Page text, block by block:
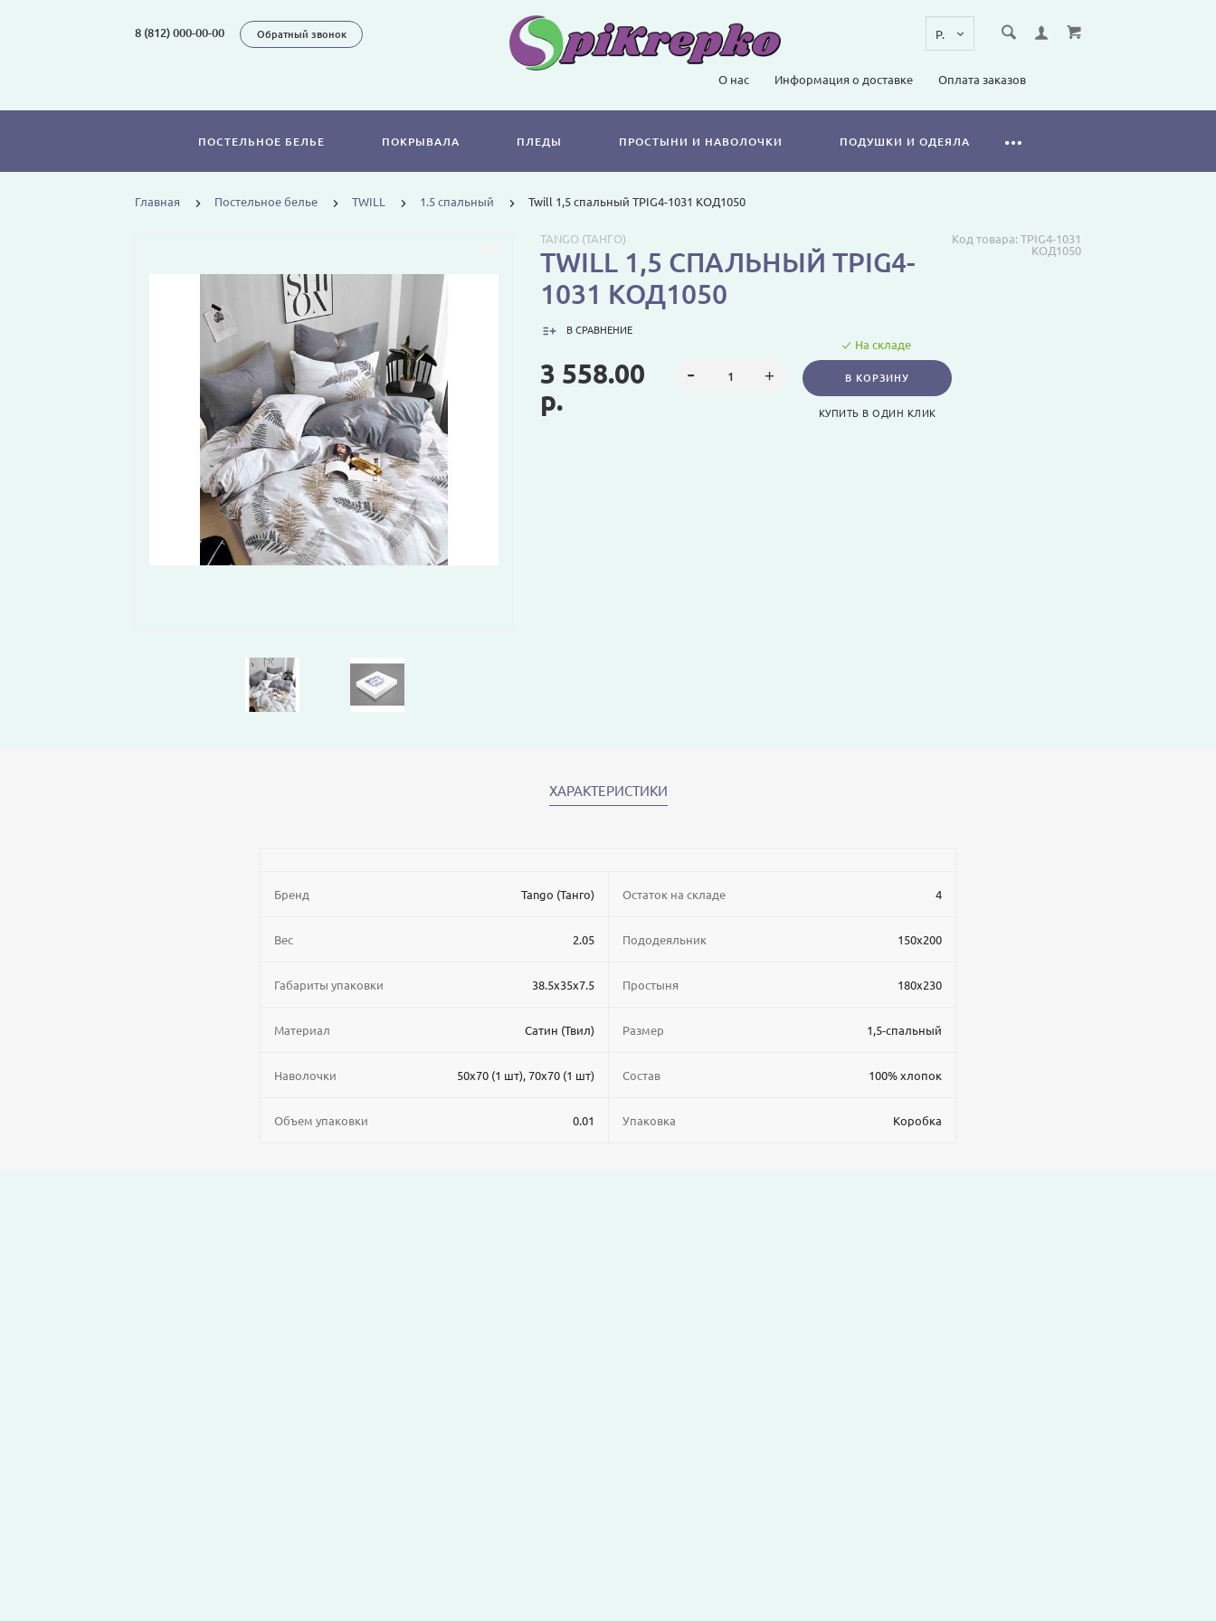
8 (812) 000-00-00 Обратный звонок
О нас Информация о доставке Оплата заказов
ПОСТЕЛЬНОЕ БЕЛЬЕ ПОКРЫВАЛА ПЛЕДЫ ПРОСТЫНИ И НАВОЛОЧКИ ПОДУШКИ И ОДЕЯЛА
Главная Постельное белье TWILL 1.5 спальный Twill 1,5 спальный TPIG4-1031 КОД1050
Код товара: TPIG4-1031
КОД1050
TANGO (ТАНГО)
TWILL 1,5 СПАЛЬНЫЙ TPIG4-
1031 КОД1050
В СРАВНЕНИЕ
3 558.00
р.
На складе
В КОРЗИНУ
КУПИТЬ В ОДИН КЛИК
ХАРАКТЕРИСТИКИ
Бренд Tango (Танго)
Вес 2.05
Габариты упаковки 38.5x35x7.5
Материал Сатин (Твил)
Наволочки 50x70 (1 шт), 70x70 (1 шт)
Объем упаковки 0.01
Остаток на складе 4
Пододеяльник 150x200
Простыня 180x230
Размер 1,5-спальный
Состав 100% хлопок
Упаковка Коробка